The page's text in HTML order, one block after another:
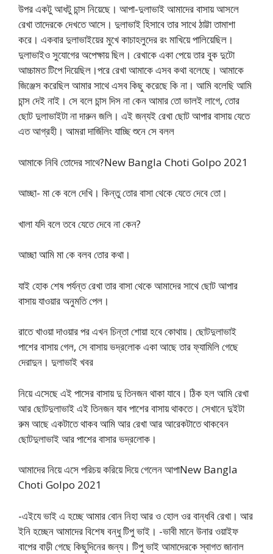
উপর একটু আধটু চান্স নিয়েছে। আপা-দুলাভাই আমাদের বাসায় আসলে
রেখা তাদেরকে দেখতে আসে। দুলাভাই হিসাবে তার সাথে ঠাট্টা তামাশা
করে। একবার দুলাভাইয়ের মুখে কাচাহলুদের রং মাখিয়ে পালিয়েছিল।
দুলাভাইও সুযোগের অপেক্ষায় ছিল। রেখাকে একা পেয়ে তার বুক দুটো
আচ্চামত টিপে দিয়েছিল।পরে রেখা আমাকে এসব কথা বলেছে। আমাকে
জিঞ্জেস করেছিল আমার সাথে এসব কিছু করেছে কি না। আমি বলেছি আমি
চান্স দেই নাই। সে বলে চান্স দিস না কেন আমার তো ভালই লাগে, তোর
ছোট দুলাভাইটা না দারুন জলি। এই জন্যই রেখা ছোট আপার বাসায় যেতে
এত আগ্রহী। আমরা দার্জিলিং যাচ্ছি শুনে সে বলল
আমাকে নিবি তোদের সাথে?New Bangla Choti Golpo 2021
আচ্ছা- মা কে বলে দেখি। কিন্তু তোর বাসা থেকে যেতে দেবে তো।
খালা যদি বলে তবে যেতে দেবে না কেন?
আচ্ছা আমি মা কে বলব তোর কথা।
যাই হোক শেষ পর্যন্ত রেখা তার বাসা থেকে আমাদের সাথে ছোট আপার
বাসায় যাওয়ার অনুমতি পেল।
রাতে খাওয়া দাওয়ার পর এখন চিন্তা শোয়া হবে কোথায়। ছোটদুলাভাই
পাশের বাসায় গেল, সে বাসায় ভদ্রলোক একা আছে তার ফ্যামিলি গেছে
দেরাদুন। দুলাভাই খবর
নিয়ে এসেছে এই পাসের বাসায় দু তিনজন থাকা যাবে। ঠিক হল আমি রেখা
আর ছোটদুলাভাই এই তিনজন যাব পাশের বাসায় থাকতে। সেখানে দুইটা
রুম আছে একটাতে থাকব আমি আর রেখা আর আরেকটাতে থাকবেন
ছোটদুলাভাই আর পাশের বাসার ভদ্রলোক।
আমাদের নিয়ে এসে পরিচয় করিয়ে দিয়ে গেলেন আপাNew Bangla
Choti Golpo 2021
-এইযে ভাই এ হচ্ছে আমার বোন নিহা আর ও হোল ওর বান্ধবি রেখা। আর
ইনি হচ্ছেন আমাদের বিশেষ বন্ধু টিপু ভাই। -ভাবী মানে উনার ওয়াইফ
বাপের বাড়ী গেছে কিছুদিনের জন্য। টিপু ভাই আমাদেরকে স্বাগত জানাল